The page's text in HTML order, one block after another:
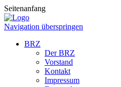
Seitenanfang
Navigation überspringen
BRZ
Der BRZ
Vorstand
Kontakt
Impressum